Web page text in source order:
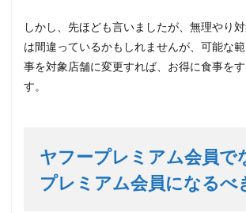
しかし、先ほども言いましたが、無理やり
は間違っているかもしれませんが、可能な
事を対象店舗に変更すれば、お得に食事を
す。
ヤフープレミアム会員で
プレミアム会員になるべ